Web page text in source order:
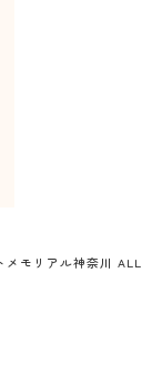
メモリアル神奈川 ALL